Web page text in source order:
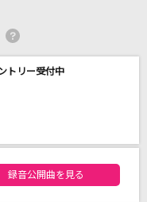
トリー受付中
ーランキング
録音公開曲を見る